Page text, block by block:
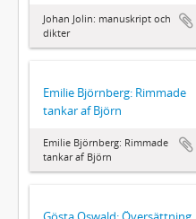
Johan Jolin: manuskript och
dikter
Emilie Björnberg: Rimmade
tankar af Björn
Emilie Björnberg: Rimmade
tankar af Björn